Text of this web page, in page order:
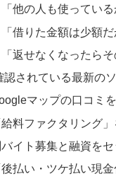
他の人も使ってい
借りた金額は少額
返せなくなったら
認されている最新の
マップの口コミ
料ファクタリング
イト募集と融資を
払い・ツケ払い現